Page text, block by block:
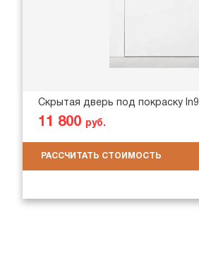
Скрытая дверь под покраску In9
11 800 руб.
РАССЧИТАТЬ СТОИМОСТЬ